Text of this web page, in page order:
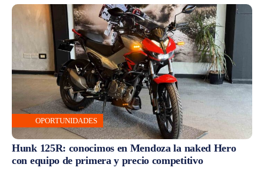
OPORTUNIDADES
Hunk 125R: conocimos en Mendoza la naked Hero
con equipo de primera y precio competitivo